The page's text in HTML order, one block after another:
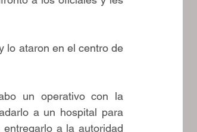
lo ataron en el centro de
un operativo con la
a un hospital para
a la autoridad